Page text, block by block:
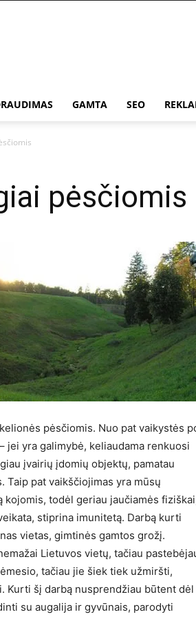
GAMTA SEO
pėsčiomis
pėsčiomis. Nuo pat vaikystės
jei yra galimybė, keliaudama renkuosi
įvairių įdomių objektų, pamatau
pat vaikščiojimas yra mūsų
kojomis, todėl geriau jaučiamės
stiprina imunitetą. Darbą kurti
vietas, gimtinės gamtos grožį.
Lietuvos vietų, tačiau
tačiau jie šiek tiek užmiršti,
Kurti šį darbą nusprendžiau būtent dėl
su augalija ir gyvūnais, parodyti